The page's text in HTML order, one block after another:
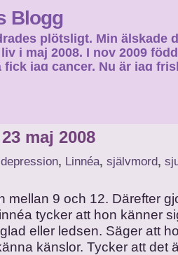
Blogg
plötsligt. Min älskade
i maj 2008. I nov 2009
fick jag cancer. Nu är jag
maj 2008
depression, Linnéa, självmord,
mellan 9 och 12. Därefter
tycker att hon känner
eller ledsen. Säger att
känslor. Tycker att det